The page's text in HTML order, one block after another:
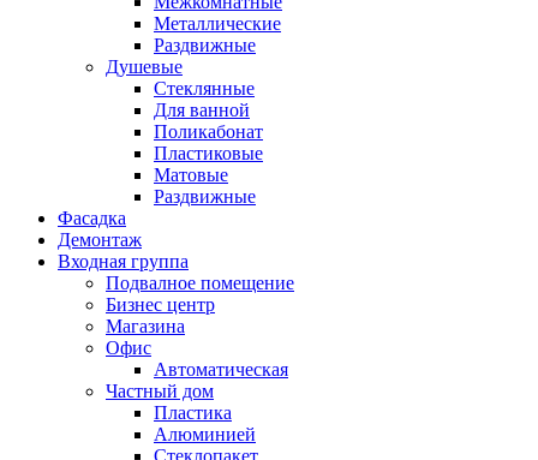
Металлические
Раздвижные
Душевые
Стеклянные
Для ванной
Поликабонат
Пластиковые
Матовые
Раздвижные
Фасадка
Демонтаж
Входная группа
Подвалное помещение
Бизнес центр
Магазина
Офис
Автоматическая
Частный дом
Пластика
Алюминией
Стеклопакет